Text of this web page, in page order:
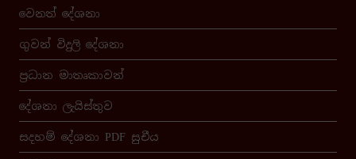
වෙනත් දේශනා
ගුවන් විදුලි දේශනා
ප්‍රධාන මාතෘකාවන්
දේශනා ලැයිස්තුව
සදහම් දේශනා PDF සුචීය